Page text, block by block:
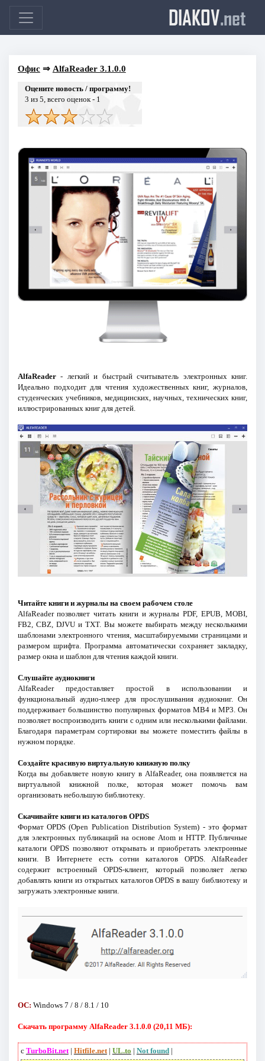
DIAKOV.net
Офис⇒ AlfaReader 3.1.0.0
Оцените новость / программу!
3 из 5, всего оценок - 1
AlfaReader- легкий и быстрый считыватель электронных книг.
Идеально подходит для чтения художественных книг, журналов,
студенческих учебников, медицинских, научных, технических книг,
иллюстрированных книг для детей.
Читайте книги и журналы на своем рабочем столе
AlfaReader позволяет читать книги и журналы PDF, EPUB, MOBI,
FB2, CBZ, DJVU и TXT. Вы можете выбирать между несколькими
шаблонами электронного чтения, масштабируемыми страницами и
размером шрифта. Программа автоматически сохраняет закладку,
размер окна и шаблон для чтения каждой книги.
Слушайте аудиокниги
AlfaReader предоставляет простой в использовании и
функциональный аудио-плеер для прослушивания аудиокниг. Он
поддерживает большинство популярных форматов MB4 и MP3. Он
позволяет воспроизводить книги с одним или несколькими файлами.
Благодаря параметрам сортировки вы можете поместить файлы в
нужном порядке.
Создайте красивую виртуальную книжную полку
Когда вы добавляете новую книгу в AlfaReader, она появляется на
виртуальной книжной полке, которая может помочь вам
организовать небольшую библиотеку.
Скачивайте книги из каталогов OPDS
Формат OPDS (Open Publication Distribution System) - это формат
для электронных публикаций на основе Atom и HTTP. Публичные
каталоги OPDS позволяют открывать и приобретать электронные
книги. В Интернете есть сотни каталогов OPDS. AlfaReader
содержит встроенный OPDS-клиент, который позволяет легко
добавлять книги из открытых каталогов OPDS в вашу библиотеку и
загружать электронные книги.
ОС: Windows 7 / 8 / 8.1 / 10
Скачать программу AlfaReader 3.1.0.0 (20,11 МБ):
с TurboBit.net| Hitfile.net| UL.to | Not found|